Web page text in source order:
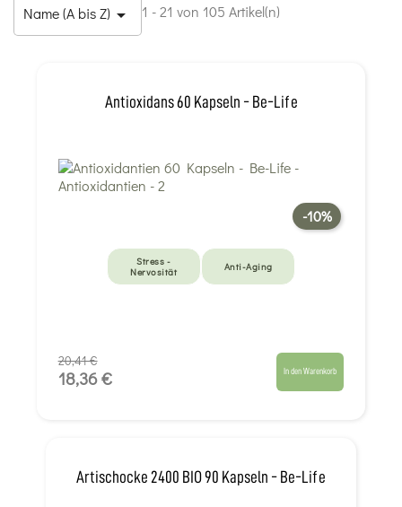
Name (A bis Z)  1 - 21 von 105 Artikel(n)
Antioxidans 60 Kapseln - Be-Life
-10%
Stress -
Nervosität
Anti-Aging
20,41 €
18,36 € In den Warenkorb
Artischocke 2400 BIO 90 Kapseln - Be-Life